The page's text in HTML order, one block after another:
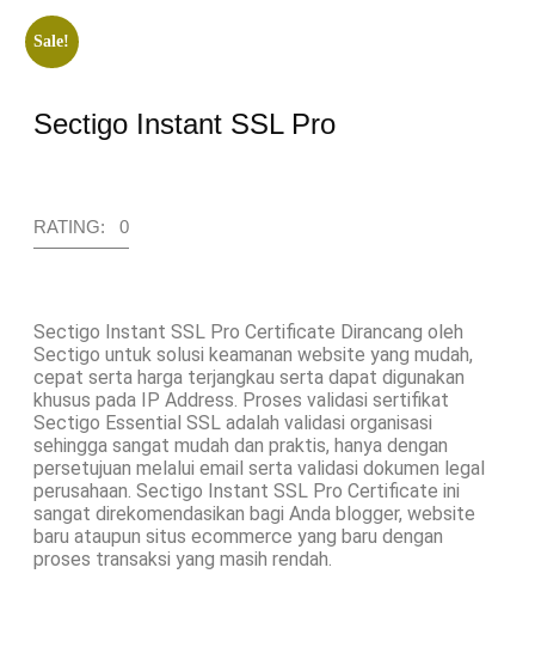
Sale!
Sectigo Instant SSL Pro
RATING: 0
Sectigo Instant SSL Pro Certificate Dirancang oleh
Sectigo untuk solusi keamanan website yang mudah,
cepat serta harga terjangkau serta dapat digunakan
khusus pada IP Address. Proses validasi sertifikat
Sectigo Essential SSL adalah validasi organisasi
sehingga sangat mudah dan praktis, hanya dengan
persetujuan melalui email serta validasi dokumen legal
perusahaan. Sectigo Instant SSL Pro Certificate ini
sangat direkomendasikan bagi Anda blogger, website
baru ataupun situs ecommerce yang baru dengan
proses transaksi yang masih rendah.